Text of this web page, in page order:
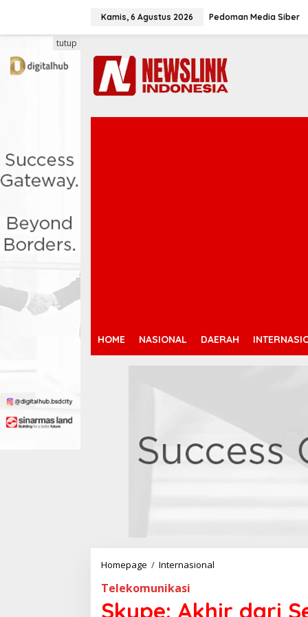
Kamis, 6 Agustus 2026 Pedoman Media Siber
HOME NASIONAL DAERAH
tutup
Homepage / Internasional
p
e
Telekomunikasi
Skype: Akhir dari